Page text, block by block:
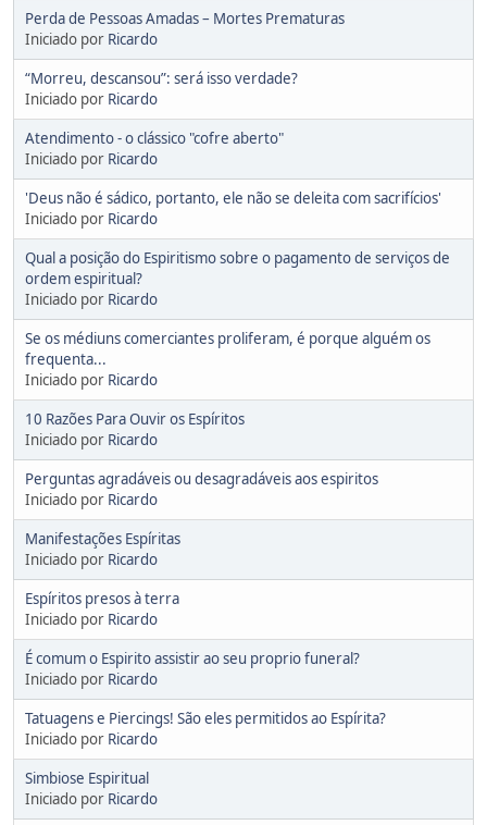
Perda de Pessoas Amadas – Mortes Prematuras
Iniciado por Ricardo
“Morreu, descansou”: será isso verdade?
Iniciado por Ricardo
Atendimento - o clássico "cofre aberto"
Iniciado por Ricardo
'Deus não é sádico, portanto, ele não se deleita com sacrifícios'
Iniciado por Ricardo
Qual a posição do Espiritismo sobre o pagamento de serviços de
ordem espiritual?
Iniciado por Ricardo
Se os médiuns comerciantes proliferam, é porque alguém os
frequenta...
Iniciado por Ricardo
10 Razões Para Ouvir os Espíritos
Iniciado por Ricardo
Perguntas agradáveis ou desagradáveis aos espiritos
Iniciado por Ricardo
Manifestações Espíritas
Iniciado por Ricardo
Espíritos presos à terra
Iniciado por Ricardo
É comum o Espirito assistir ao seu proprio funeral?
Iniciado por Ricardo
Tatuagens e Piercings! São eles permitidos ao Espírita?
Iniciado por Ricardo
Simbiose Espiritual
Iniciado por Ricardo